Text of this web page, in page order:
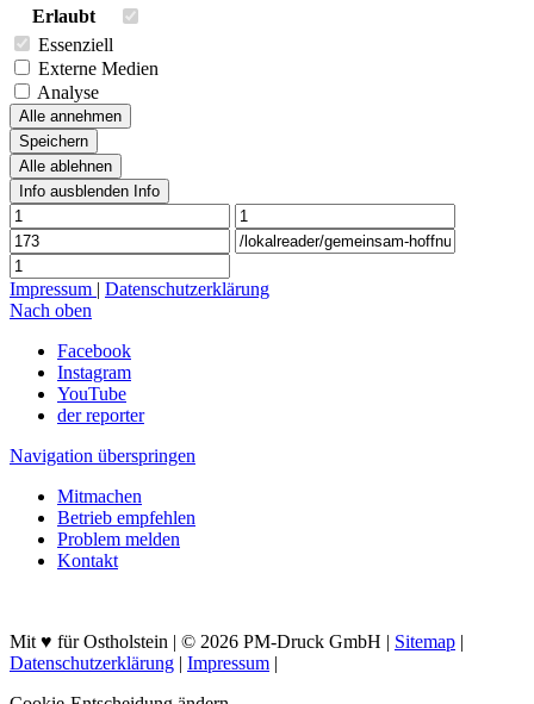
Erlaubt
Essenziell
Externe Medien
Analyse
Alle annehmen
Speichern
Alle ablehnen
Info ausblenden Info
Impressum | Datenschutzerklärung
Nach oben
Facebook
Instagram
YouTube
der reporter
Navigation überspringen
Mitmachen
Betrieb empfehlen
Problem melden
Kontakt
Mit ♥ für Ostholstein | © 2026 PM-Druck GmbH | Sitemap |
Datenschutzerklärung | Impressum |